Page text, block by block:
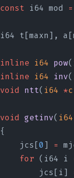
const i64 mod =
i64 t[maxn],
inline i64 pow(
inline i64 inv(
void ntt( i64 *c
void getinv( i64
{
    jcs[
0 ] =
    for
(i64 i
        jcs[i]